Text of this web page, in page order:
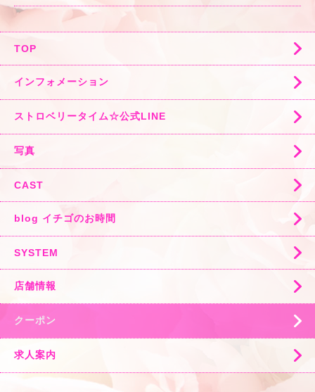
TOP
インフォメーション
ストロベリータイム☆公式LINE
写真
CAST
blog イチゴのお時間
SYSTEM
店舗情報
クーポン
求人案内